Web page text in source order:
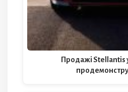
Продажі Stellantis